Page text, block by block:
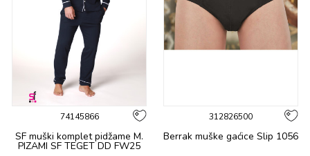
74145866
SF muški kоmplеt pidžamе M.
PIZAMI SF TEGET DD FW25
312826500
Berrak muške gaćicе Slip 1056